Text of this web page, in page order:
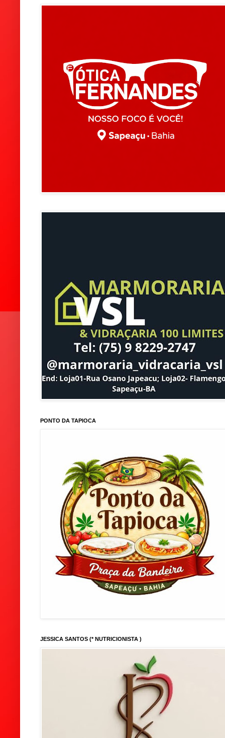
PONTO DA TAPIOCA
JESSICA SANTOS (* NUTRICIONISTA )